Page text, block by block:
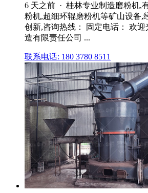
6 天之前 · 桂林专业制造磨粉机,
粉机,超细环辊磨粉机等矿山设备,
创新,咨询热线： 固定电话： 欢迎
造有限责任公司 ...
联系电话: 180 3780 8511